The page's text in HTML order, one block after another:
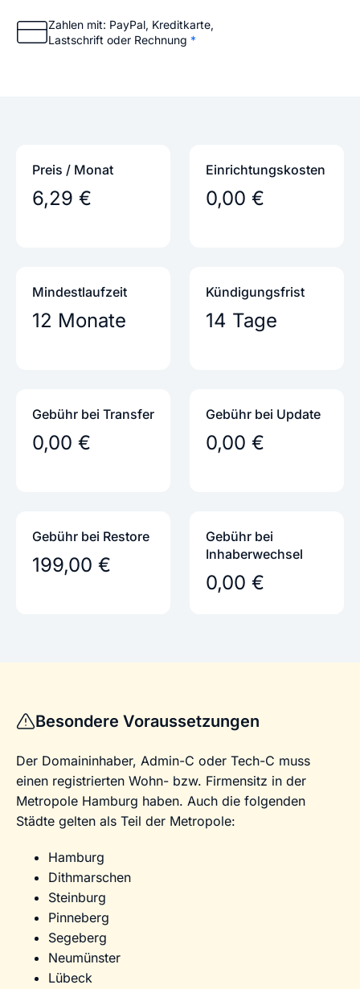
Zahlen mit: PayPal, Kreditkarte,
Lastschrift oder Rechnung *
Preis / Monat
6,29 €
Einrichtungs­kosten
0,00 €
Mindestlaufzeit
12 Monate
Kündigungs­frist
14 Tage
Gebühr bei Transfer
0,00 €
Gebühr bei Update
0,00 €
Gebühr bei Restore
199,00 €
Gebühr bei
Inhaber­wechsel
0,00 €
Besondere Voraussetzungen
Der Domaininhaber, Admin-C oder Tech-C muss
einen registrierten Wohn- bzw. Firmensitz in der
Metropole Hamburg haben. Auch die folgenden
Städte gelten als Teil der Metropole:
Hamburg
Dithmarschen
Steinburg
Pinneberg
Segeberg
Neumünster
Lübeck